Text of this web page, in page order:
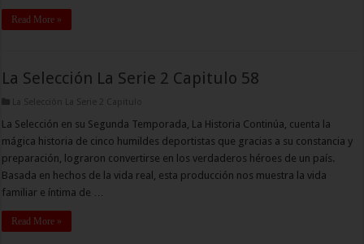
Read More »
La Selección La Serie 2 Capitulo 58
La Selección La Serie 2 Capitulo
La Selección en su Segunda Temporada, La Historia Continúa, cuenta la
mágica historia de cinco humildes deportistas que gracias a su constancia y
preparación, lograron convertirse en los verdaderos héroes de un país.
Basada en hechos de la vida real, esta producción nos muestra la vida
familiar e íntima de …
Read More »